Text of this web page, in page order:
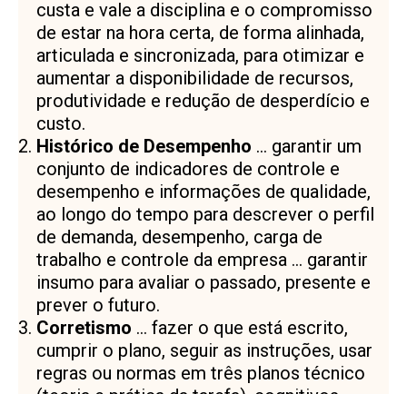
custa e vale a disciplina e o compromisso
de estar na hora certa, de forma alinhada,
articulada e sincronizada, para otimizar e
aumentar a disponibilidade de recursos,
produtividade e redução de desperdício e
custo.
Histórico de Desempenho … garantir um
conjunto de indicadores de controle e
desempenho e informações de qualidade,
ao longo do tempo para descrever o perfil
de demanda, desempenho, carga de
trabalho e controle da empresa … garantir
insumo para avaliar o passado, presente e
prever o futuro.
Corretismo … fazer o que está escrito,
cumprir o plano, seguir as instruções, usar
regras ou normas em três planos técnico